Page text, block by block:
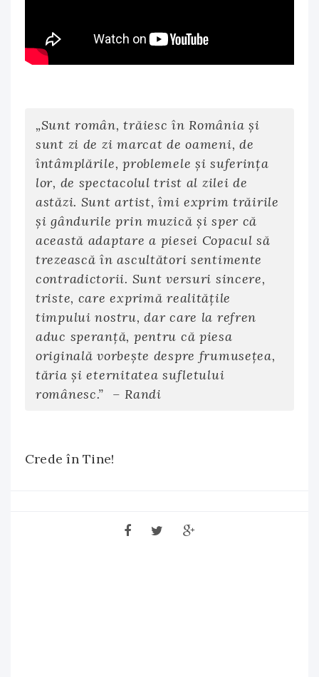
„Sunt român, trăiesc în România şi
sunt zi de zi marcat de oameni, de
întâmplările, problemele şi suferinţa
lor, de spectacolul trist al zilei de
astăzi. Sunt artist, îmi exprim trăirile
şi gândurile prin muzică şi sper că
această adaptare a piesei Copacul să
trezească în ascultători sentimente
contradictorii. Sunt versuri sincere,
triste, care exprimă realităţile
timpului nostru, dar care la refren
aduc speranţă, pentru că piesa
originală vorbeşte despre frumuseţea,
tăria şi eternitatea sufletului
românesc.” – Randi
Crede în Tine!